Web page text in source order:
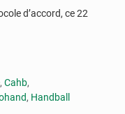
d’accord, ce 22
, Cahb,
, Handball